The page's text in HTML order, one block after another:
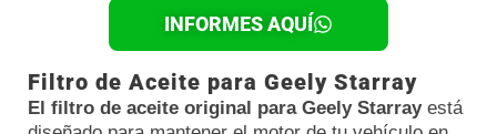
INFORMES AQUÍ
Filtro de Aceite para Geely Starray
El filtro de aceite original para Geely Starrayestá